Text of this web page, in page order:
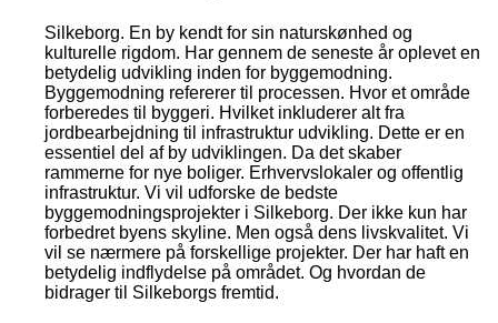
Silkeborg. En by kendt for sin naturskønhed og
kulturelle rigdom. Har gennem de seneste år oplevet en
betydelig udvikling inden for byggemodning.
Byggemodning refererer til processen. Hvor et område
forberedes til byggeri. Hvilket inkluderer alt fra
jordbearbejdning til infrastruktur udvikling. Dette er en
essentiel del af by udviklingen. Da det skaber
rammerne for nye boliger. Erhvervslokaler og offentlig
infrastruktur. Vi vil udforske de bedste
byggemodningsprojekter i Silkeborg. Der ikke kun har
forbedret byens skyline. Men også dens livskvalitet. Vi
vil se nærmere på forskellige projekter. Der har haft en
betydelig indflydelse på området. Og hvordan de
bidrager til Silkeborgs fremtid.